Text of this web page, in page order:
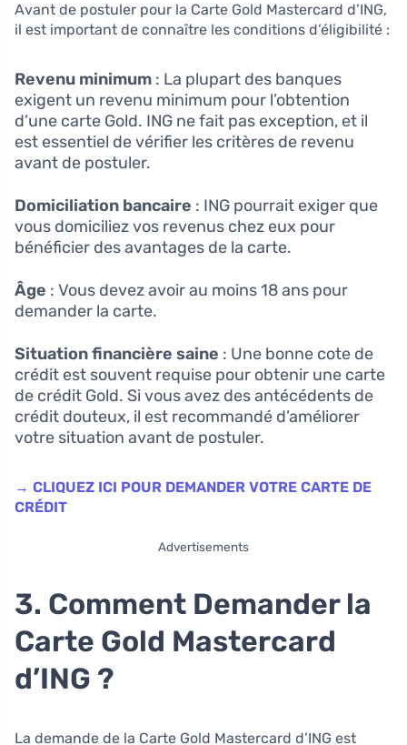
Avant de postuler pour la Carte Gold Mastercard d’ING,
il est important de connaître les conditions d’éligibilité :
Revenu minimum : La plupart des banques
exigent un revenu minimum pour l’obtention
d’une carte Gold. ING ne fait pas exception, et il
est essentiel de vérifier les critères de revenu
avant de postuler.
Domiciliation bancaire : ING pourrait exiger que
vous domiciliez vos revenus chez eux pour
bénéficier des avantages de la carte.
Âge : Vous devez avoir au moins 18 ans pour
demander la carte.
Situation financière saine : Une bonne cote de
crédit est souvent requise pour obtenir une carte
de crédit Gold. Si vous avez des antécédents de
crédit douteux, il est recommandé d’améliorer
votre situation avant de postuler.
→ CLIQUEZ ICI POUR DEMANDER VOTRE CARTE DE
CRÉDIT
Advertisements
3. Comment Demander la
Carte Gold Mastercard
d’ING ?
La demande de la Carte Gold Mastercard d’ING est